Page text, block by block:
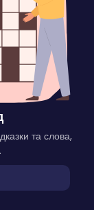
та слова,